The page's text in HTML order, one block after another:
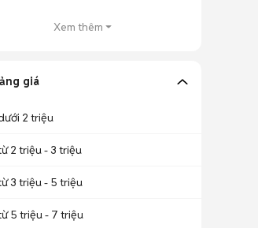
Xem thêm
giá
2 triệu
2 triệu - 3 triệu
3 triệu - 5 triệu
5 triệu - 7 triệu